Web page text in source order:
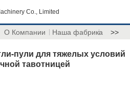
Co., Limited
О Компании Наша фабрика >>
пули для тяжелых условий
тавотницей